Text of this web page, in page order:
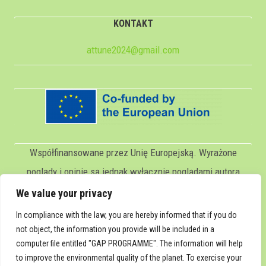
We value your privacy
In compliance with the law, you are hereby informed that if you do
not object, the information you provide will be included in a
computer file entitled "GAP PROGRAMME". The information will help
to improve the environmental quality of the planet. To exercise your
KONTAKT
attune2024@gmail.com
Współfinansowane przez Unię Europejską. Wyrażone
poglądy i opinie są jednak wyłącznie poglądami autora
(autorów) i niekoniecznie odzwierciedlają poglądy Unii
Europejskiej lub Servicio Español para la
Internacionalización de la Educación (SEPIE). Ani Unia
Europejska, ani SEPIE nie ponoszą za nie